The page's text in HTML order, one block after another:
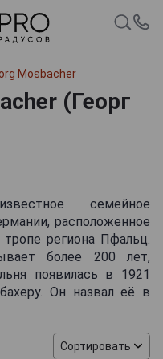
Mosbacher
(Георг
семейное
расположенное
региона Пфальц.
более 200 лет,
появилась в 1921
Он назвал её в
компании
на престижных
Ungeheuer,
Сортировать